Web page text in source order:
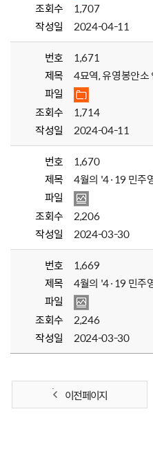
조회수
1,707
작성일
2024-04-11
번호
1,671
제목
4묘역, 유영봉안소
파일
조회수
1,714
작성일
2024-04-11
번호
1,670
제목
4월의 '4·19 민주
파일
조회수
2,206
작성일
2024-03-30
번호
1,669
제목
4월의 '4·19 민주
파일
조회수
2,246
작성일
2024-03-30
이전 페이지